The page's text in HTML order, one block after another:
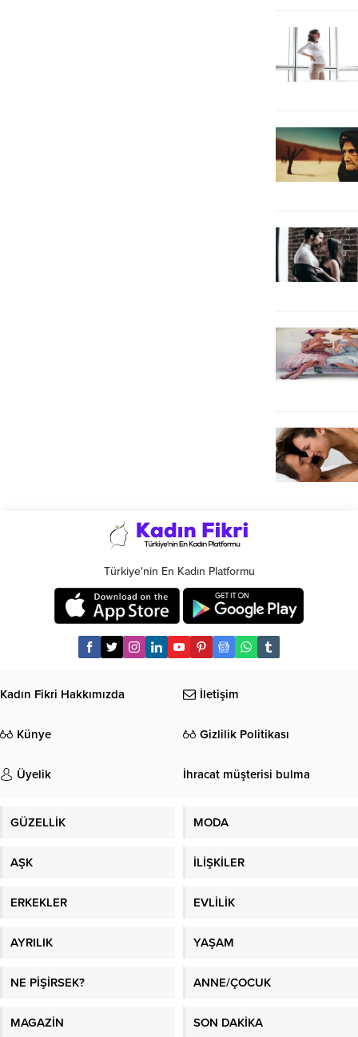
Türkiye'nin En Kadın Platformu
Kadın Fikri Hakkımızda İletişim
Künye Gizlilik Politikası
Üyelik İhracat müşterisi bulma
GÜZELLİK MODA
AŞK İLİŞKİLER
ERKEKLER EVLİLİK
AYRILIK YAŞAM
NE PİŞİRSEK? ANNE/ÇOCUK
MAGAZİN SON DAKİKA